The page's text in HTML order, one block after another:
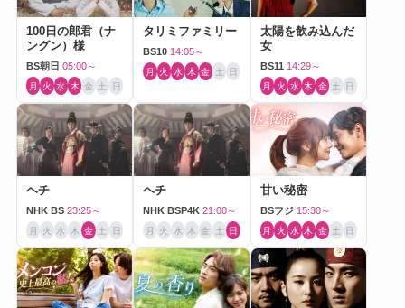
100日の郎君（ナ
ングン）様
BS朝日 05:00～
月 火 水 木 金 土 日
タリミファミリー
BS10 14:05～
月 火 水 木 金 土 日
太陽を飲み込んだ
女
BS11 14:29～
月 火 水 木 金 土 日
ヘチ
NHK BS 23:25～
月 火 水 木 金 土 日
ヘチ
NHK BSP4K 21:00～
月 火 水 木 金 土 日
甘い秘密
BSフジ 15:30～
月 火 水 木 金 土 日